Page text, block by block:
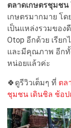
ตลาดเกษตรชุมชน
เกษตรมากมาย โ
เป็นแหล่งรวมของ
Otop อีกด้วย เรีย
และมีคุณภาพ อีกทั้
หน่อยแล้วค่ะ
🍀ดูรีวิวเต็มๆ ที่ ตล
ชุมชน เดินชิล ช้อป